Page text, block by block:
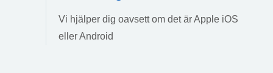
Vi hjälper dig oavsett om det är Apple iOS
eller Android